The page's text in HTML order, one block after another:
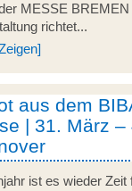
MESSE
richtet...
aus dem
| 31. März –
ist es wieder